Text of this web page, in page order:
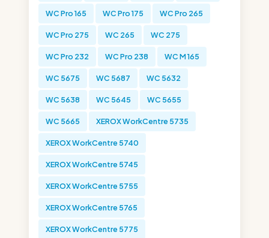
WC Pro 165 WC Pro 175 WC Pro 265
WC Pro 275 WC 265 WC 275
WC Pro 232 WC Pro 238 WC M 165
WC 5675 WC 5687 WC 5632
WC 5638 WC 5645 WC 5655
WC 5665 XEROX WorkCentre 5735
XEROX WorkCentre 5740
XEROX WorkCentre 5745
XEROX WorkCentre 5755
XEROX WorkCentre 5765
XEROX WorkCentre 5775